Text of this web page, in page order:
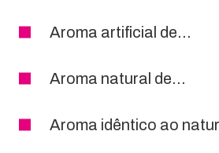
Aroma artificial de…
Aroma natural de…
Aroma idêntico ao